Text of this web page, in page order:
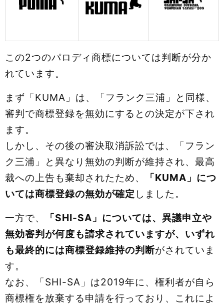
この2つのパロディ商標については判断が分か
れています。
まず「KUMA」は、「フランク三浦」と同様、
審判で商標登録を無効にするとの決定が下され
ます。
しかし、その後の審決取消訴訟では、「フラン
ク三浦」と異なり無効の判断が維持され、最高
裁への上告も棄却されたため、
「KUMA」につ
いては商標登録の無効が確定 しました。
一方で、
「SHI-SA」については、異議申立や
無効審判が何度も請求されていますが、いずれ
も最終的には商標登録維持の判断がされていま
す。
なお、「SHI-SA」は2019年に、権利者が自ら
商標権を放棄する申請を行っており、これによ